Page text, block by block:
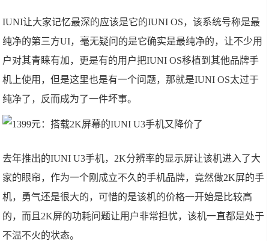
IUNI让大家记忆最深的应该是它的IUNI OS，该系统号称是最
纯净的第三方UI，毫无疑问的是它确实是最纯净的，让不少用
户对其青睐有加，更是有的用户把IUNI OS移植到其他品牌手
机上使用，但是这里也是有一个问题，那就是IUNI OS太过于
纯净了，反而成为了一件坏事。
去年推出的IUNI U3手机，2K分辨率的显示屏让该机进入了大
家的眼帘，作为一个刚成立不久的手机品牌，竟然做2K屏的手
机，勇气还是很大的，可惜的是该机的价格一开始是比较高
的，而且2K屏的功耗问题让用户非常担忧，该机一直都是处于
不温不火的状态。